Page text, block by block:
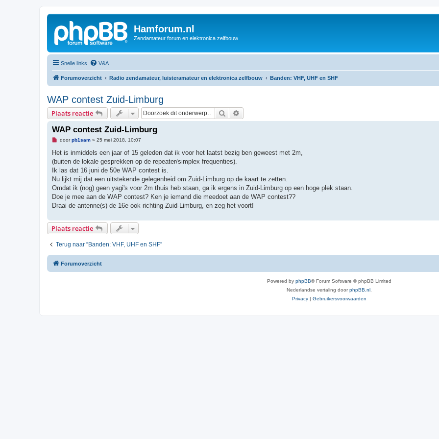
Hamforum.nl
Zendamateur forum en elektronica zelfbouw
Snelle links V&A
Forumoverzicht Radio zendamateur, luisteramateur en elektronica zelfbouw Banden: VHF, UHF en SHF
WAP contest Zuid-Limburg
Plaats reactie Zoek
WAP contest Zuid-Limburg
O
g
l
e
e
n
e
r
h
t
doorpb1sam» 25 mei 2018, 10:07
Het is inmiddels een jaar of 15 geleden dat ik voor het laatst bezig ben geweest met 2m,
(buiten de lokale gesprekken op de repeater/simplex frequenties).
Ik las dat 16 juni de 50e WAP contest is.
Nu lijkt mij dat een uitstekende gelegenheid om Zuid-Limburg op de kaart te zetten.
Omdat ik (nog) geen yagi's voor 2m thuis heb staan, ga ik ergens in Zuid-Limburg op een hoge plek staan.
Doe je mee aan de WAP contest? Ken je iemand die meedoet aan de WAP contest??
Draai de antenne(s) de 16e ook richting Zuid-Limburg, en zeg het voort!
Plaats reactie
Terug naar “Banden: VHF, UHF en SHF”
Forumoverzicht
Powered by phpBB® Forum Software © phpBB Limited
Nederlandse vertaling doorphpBB.nl
Privacy | Gebruikersvoorwaarden